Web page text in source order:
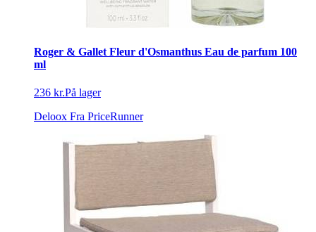
Roger & Gallet Fleur d'Osmanthus Eau de parfum 100
ml
236 kr.På lager
Deloox Fra PriceRunner